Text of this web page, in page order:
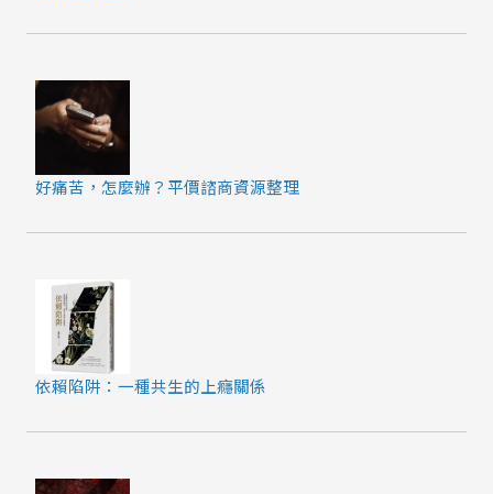
好痛苦，怎麼辦？平價諮商資源整理
依賴陷阱：一種共生的上癮關係